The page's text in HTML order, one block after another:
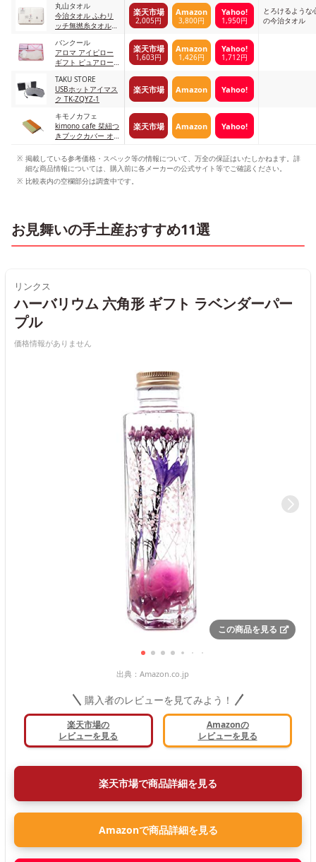
丸山タオル
今治タオル ふわリ
ッチ無撚糸タオル
セット
楽天市場
2,005円
Amazon
3,800円
Yahoo!
1,950円
とろけるような
の今治タオル
バンクール
アロマ アイピロー
ギフト ピュアロー
楽天市場
1,603円
Amazon
1,426円
Yahoo!
1,712円
TAKU STORE
USBホットアイマス
ク TK-ZQYZ-1
楽天市場 Amazon Yahoo!
キモノカフェ
kimono cafe 栞紐つ
きブックカバー オ
楽天市場 Amazon Yahoo!
掲載している参考価格・スペック等の情報について、万全の保証はいたしかねます。詳
細な商品情報については、購入前に各メーカーの公式サイト等でご確認ください。
比較表内の空欄部分は調査中です。
お見舞いの手土産おすすめ11選
リンクス
ハーバリウム 六角形 ギフト ラベンダーパー
プル
価格情報がありません
この商品を見る
出典： Amazon.co.jp
購入者のレビューを見てみよう！
楽天市場の
レビューを見る
Amazonの
レビューを見る
楽天市場で商品詳細を見る
Amazonで商品詳細を見る